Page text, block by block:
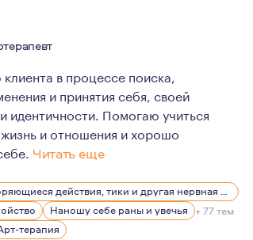
в процессе поиска,
и принятия себя, своей
идентичности. Помогаю учиться
и отношения и хорошо
Читать еще
из значимых ценностей - свобода
важно, чтобы между мной и
психолога моя миссия - помогать
Странные повторяющиеся действия, тики и другая нервная симптоматика
Наношу себе раны и увечья + 77 тем
терапия